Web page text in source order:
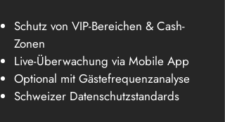
Schutz von VIP-Bereichen & Cash-
Zonen
Live-Überwachung via Mobile App
Optional mit Gästefrequenzanalyse
Schweizer Datenschutzstandards